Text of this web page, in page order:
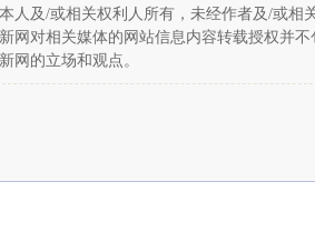
人及/或相关权利人所有，未经作者及/或相
网对相关媒体的网站信息内容转载授权并不
网的立场和观点。